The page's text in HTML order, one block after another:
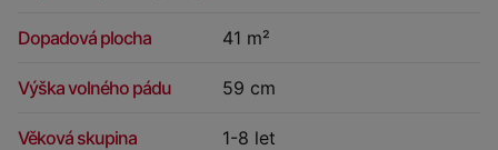
Dopadová plocha 41 m²
Výška volného pádu 59 cm
Věková skupina 1-8 let